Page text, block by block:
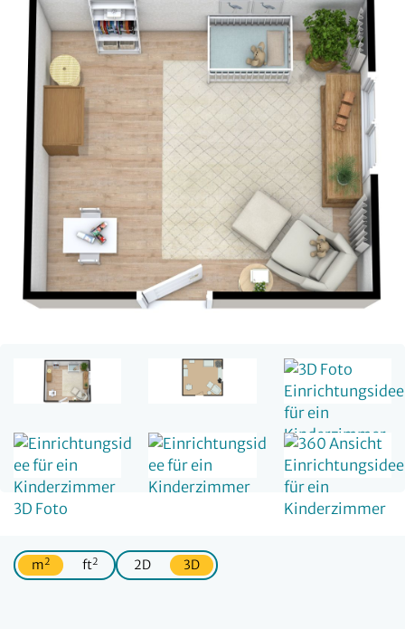
m2 ft2 2D 3D